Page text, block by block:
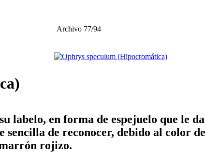
Archivo 77/94
labelo, en forma de espejuelo que le
sencilla de reconocer, debido al color
rojizo.